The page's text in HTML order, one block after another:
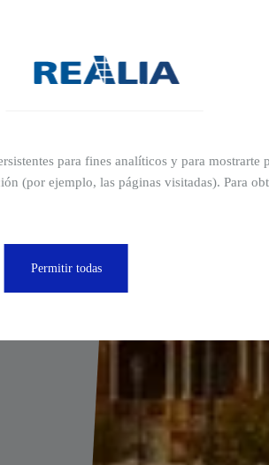
para fines analíticos y para mostrarte
(por ejemplo, las páginas visitadas). Para
Permitir todas